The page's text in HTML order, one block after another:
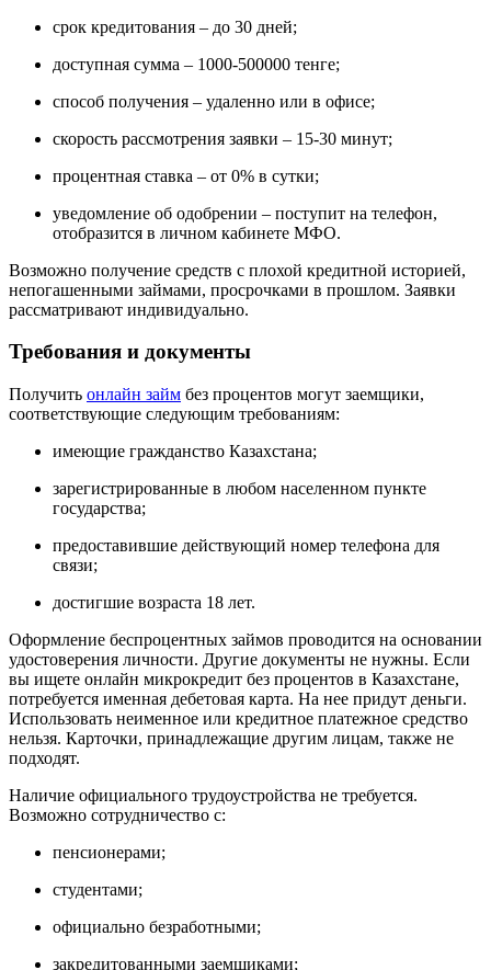
срок кредитования – до 30 дней;
доступная сумма – 1000-500000 тенге;
способ получения – удаленно или в офисе;
скорость рассмотрения заявки – 15-30 минут;
процентная ставка – от 0% в сутки;
уведомление об одобрении – поступит на телефон,
отобразится в личном кабинете МФО.
Возможно получение средств с плохой кредитной историей,
непогашенными займами, просрочками в прошлом. Заявки
рассматривают индивидуально.
Требования и документы
Получить онлайн займ без процентов могут заемщики,
соответствующие следующим требованиям:
имеющие гражданство Казахстана;
зарегистрированные в любом населенном пункте
государства;
предоставившие действующий номер телефона для
связи;
достигшие возраста 18 лет.
Оформление беспроцентных займов проводится на основании
удостоверения личности. Другие документы не нужны. Если
вы ищете онлайн микрокредит без процентов в Казахстане,
потребуется именная дебетовая карта. На нее придут деньги.
Использовать неименное или кредитное платежное средство
нельзя. Карточки, принадлежащие другим лицам, также не
подходят.
Наличие официального трудоустройства не требуется.
Возможно сотрудничество с:
пенсионерами;
студентами;
официально безработными;
закредитованными заемщиками;